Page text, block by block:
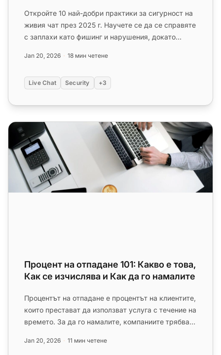
Откройте 10 най-добри практики за сигурност на
живия чат през 2025 г. Научете се да се справяте
с заплахи като фишинг и нарушения, докато
Jan 20, 2026 18 мин четене
Live Chat Security +3
Процент на отпадане 101: Какво е това, Как се
Процент на отпадане 101: Какво е това,
Как се изчислява и Как да го намалите
Процентът на отпадане е процентът на клиентите,
които престават да използват услуга с течение на
времето. За да го намалите, компаниите трябва
Jan 20, 2026 11 мин четене